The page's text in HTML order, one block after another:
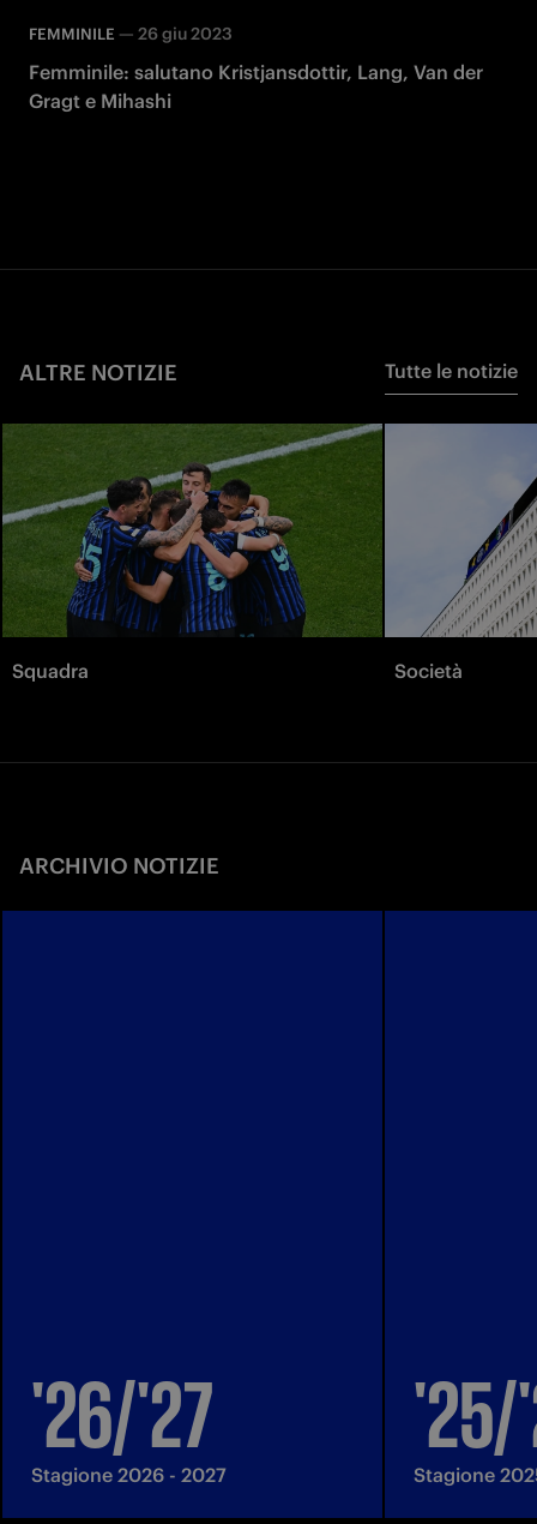
FEMMINILE — 26 giu 2023
Femminile: salutano Kristjansdottir, Lang, Van der
Gragt e Mihashi
ALTRE NOTIZIE Tutte le notizie
Squadra Società
ARCHIVIO NOTIZIE
'26/'27
Stagione 2026 - 2027
'25/
Stagione